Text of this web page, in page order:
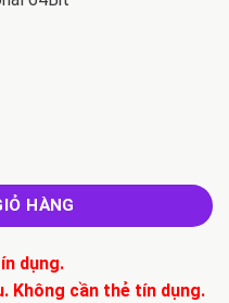
i7 8350U - RAM 8GB -
HÀNG
dụng.
Không cần thẻ tín dụng.